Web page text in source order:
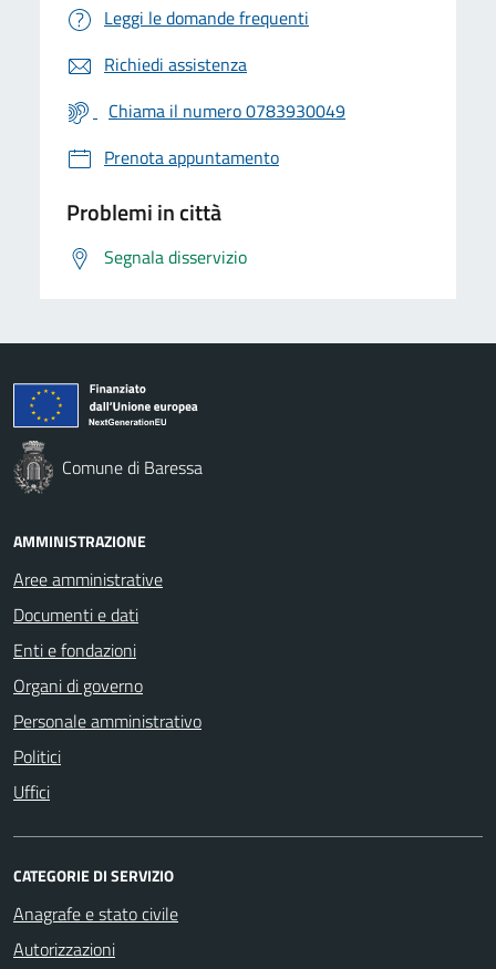
Leggi le domande frequenti
Richiedi assistenza
Chiama il numero 0783930049
Prenota appuntamento
Problemi in città
Segnala disservizio
Comune di Baressa
AMMINISTRAZIONE
Aree amministrative
Documenti e dati
Enti e fondazioni
Organi di governo
Personale amministrativo
Politici
Uffici
CATEGORIE DI SERVIZIO
Anagrafe e stato civile
Autorizzazioni